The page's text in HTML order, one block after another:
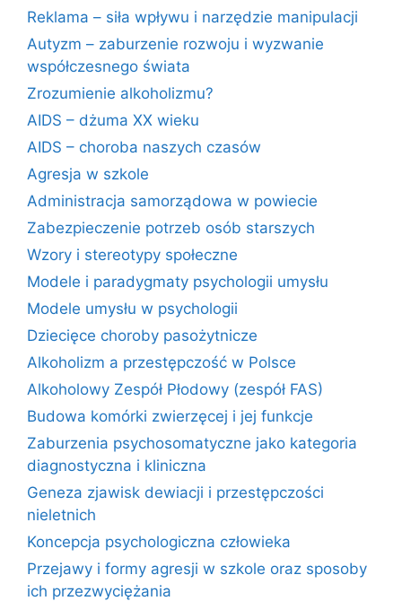
Reklama – siła wpływu i narzędzie manipulacji
Autyzm – zaburzenie rozwoju i wyzwanie
współczesnego świata
Zrozumienie alkoholizmu?
AIDS – dżuma XX wieku
AIDS – choroba naszych czasów
Agresja w szkole
Administracja samorządowa w powiecie
Zabezpieczenie potrzeb osób starszych
Wzory i stereotypy społeczne
Modele i paradygmaty psychologii umysłu
Modele umysłu w psychologii
Dziecięce choroby pasożytnicze
Alkoholizm a przestępczość w Polsce
Alkoholowy Zespół Płodowy (zespół FAS)
Budowa komórki zwierzęcej i jej funkcje
Zaburzenia psychosomatyczne jako kategoria
diagnostyczna i kliniczna
Geneza zjawisk dewiacji i przestępczości
nieletnich
Koncepcja psychologiczna człowieka
Przejawy i formy agresji w szkole oraz sposoby
ich przezwyciężania